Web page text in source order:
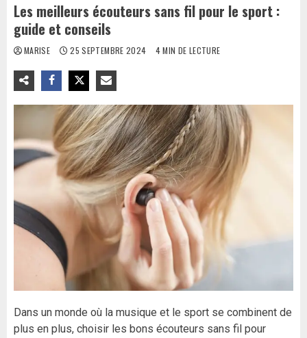
Les meilleurs écouteurs sans fil pour le sport :
guide et conseils
MARISE 25 SEPTEMBRE 2024 4 MIN DE LECTURE
Dans un monde où la musique et le sport se combinent de
plus en plus, choisir les bons écouteurs sans fil pour